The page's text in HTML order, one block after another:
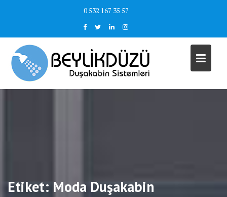
0 532 167 35 57
Etiket: Moda Duşakabin